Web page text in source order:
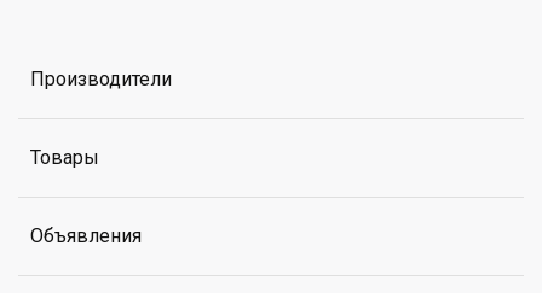
Производители
Товары
Объявления